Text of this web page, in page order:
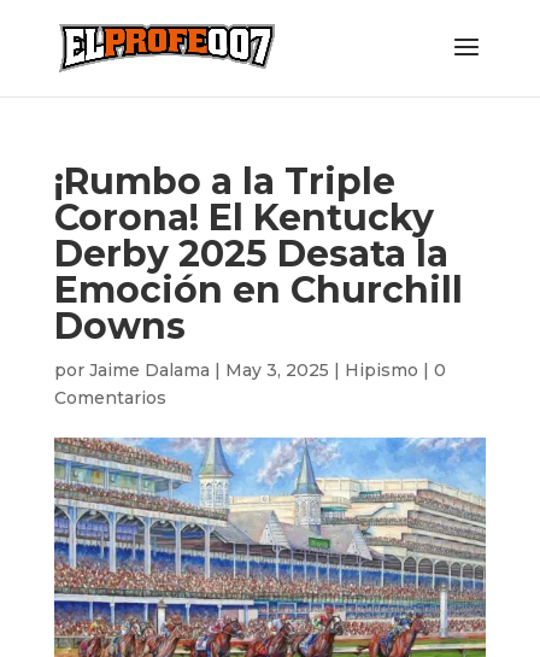
¡Rumbo a la Triple
Corona! El Kentucky
Derby 2025 Desata la
Emoción en Churchill
Downs
por Jaime Dalama | May 3, 2025 | Hipismo | 0
Comentarios